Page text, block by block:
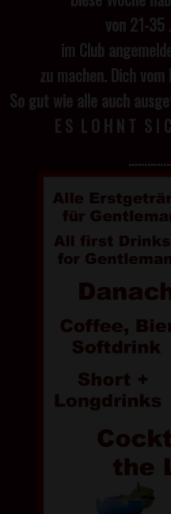
von 21-35
im Club
zu machen. Dich
So gut wie alle auch
E S L O H N T S I